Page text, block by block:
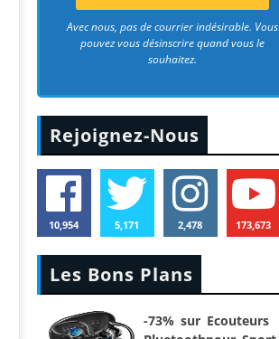
Avec nous, pas de courrier indésirable. Vous
pouvez vous désinscrire quand vous le
souhaitez.
Rejoignez-Nous
10,954 5,171 2,478 173,673
Les Bons Plans
-73% sur Ecouteurs